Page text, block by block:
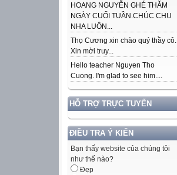
HOANG NGUYỄN GHÉ THĂM
NGÀY CUỐI TUẦN.CHÚC CHU
NHA LUÔN...
Thọ Cương xin chào quý thầy cô.
Xin mời truy...
Hello teacher Nguyen Tho
Cuong. I'm glad to see him....
HỖ TRỢ TRỰC TUYẾN
ĐIỀU TRA Ý KIẾN
Bạn thấy website của chúng tôi
như thế nào?
Đẹp